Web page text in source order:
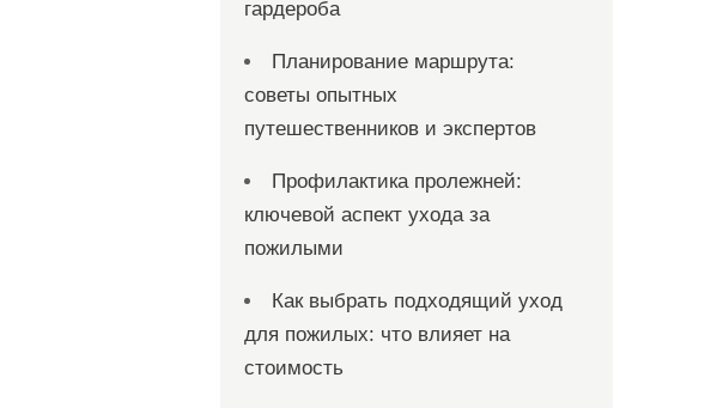
гардероба
Планирование маршрута:
советы опытных
путешественников и экспертов
Профилактика пролежней:
ключевой аспект ухода за
пожилыми
Как выбрать подходящий уход
для пожилых: что влияет на
стоимость